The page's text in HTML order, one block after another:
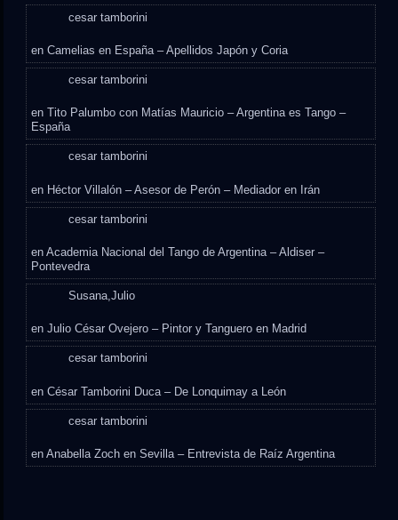
cesar tamborini
enCamelias en España – Apellidos Japón y Coria
cesar tamborini
enTito Palumbo con Matías Mauricio – Argentina es Tango –
España
cesar tamborini
en Héctor Villalón – Asesor de Perón – Mediador en Irán
cesar tamborini
enAcademia Nacional del Tango de Argentina – Aldiser –
Pontevedra
Susana,Julio
enJulio César Ovejero – Pintor y Tanguero en Madrid
cesar tamborini
enCésar Tamborini Duca – De Lonquimay a León
cesar tamborini
enAnabella Zoch en Sevilla – Entrevista de Raíz Argentina